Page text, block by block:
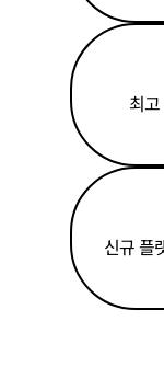
최
신규 플